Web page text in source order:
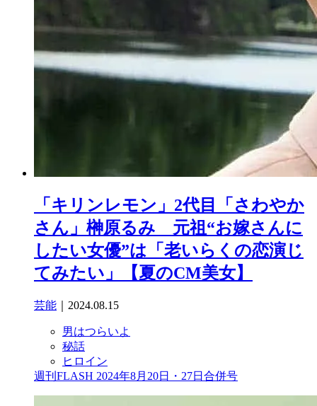
「キリンレモン」2代目「さわやか
さん」榊原るみ 元祖“お嫁さんに
したい女優”は「老いらくの恋演じ
てみたい」【夏のCM美女】
芸能 ｜2024.08.15
男はつらいよ
秘話
ヒロイン
週刊FLASH 2024年8月20日・27日合併号